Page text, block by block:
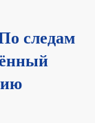
следам